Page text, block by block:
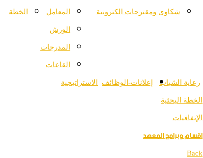
شكاوى ومقترحات الكترونية المعامل
الورش
المدرجات
القاعات
رعاية الشباب إعلانات-الوظائف
الخطة
الاستراتيجية
الخطة البحثية
الإتفاقيات
اقسام وبرامج المعهد
Back